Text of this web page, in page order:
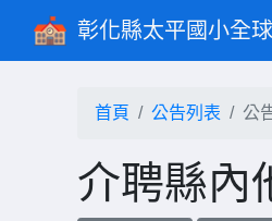
彰化縣太平國小全
首頁 公告列表 公
介聘縣內